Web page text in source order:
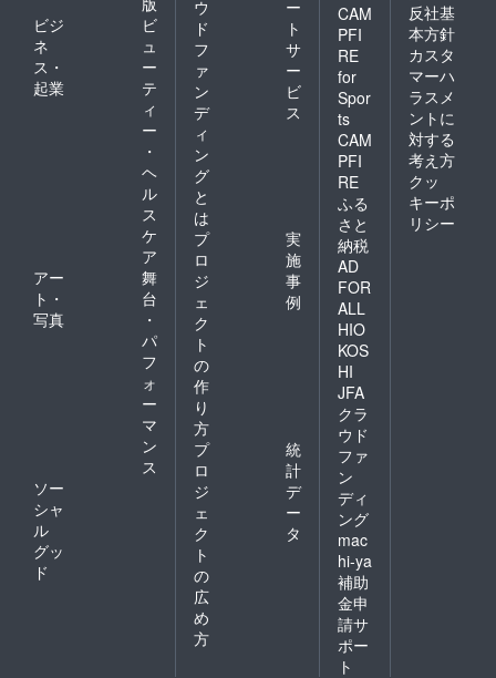
ビジ
ネ
ス・
起業
ビ
ュ
ー
テ
ィ
ー
・
ヘ
ル
ス
ケ
ア
アー
ト・
写真
舞
台
・
パ
フ
ォ
ー
マ
ン
ス
ソー
シャ
ル
グッ
ド
ウ
ド
フ
ァ
ン
デ
ィ
ン
グ
と
は
ー
ト
サ
ー
ビ
ス
プ
ロ
ジ
ェ
ク
ト
の
作
り
方
実
施
事
例
プ
ロ
ジ
ェ
ク
ト
の
広
め
方
統
計
デ
ー
タ
CAM
PFI
RE
for
Spor
ts
CAM
PFI
RE
ふる
さと
納税
AD
FOR
ALL
HIO
KOS
HI
JFA
クラ
ウド
ファ
ン
ディ
ング
mac
hi-ya
補助
金申
請サ
ポー
ト
反社基
本方針
カスタ
マーハ
ラスメ
ントに
対する
考え方
クッ
キーポ
リシー